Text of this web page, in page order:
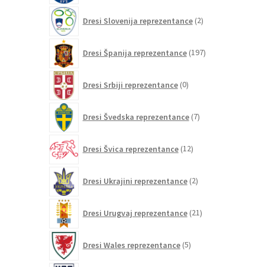
Dresi Slovenija reprezentance 2izdelka
Dresi Španija reprezentance 197izdelkov
Dresi Srbiji reprezentance 0izdelkov
Dresi Švedska reprezentance 7izdelkov
Dresi Švica reprezentance 12izdelkov
Dresi Ukrajini reprezentance 2izdelka
Dresi Urugvaj reprezentance 21izdelkov
Dresi Wales reprezentance 5izdelkov